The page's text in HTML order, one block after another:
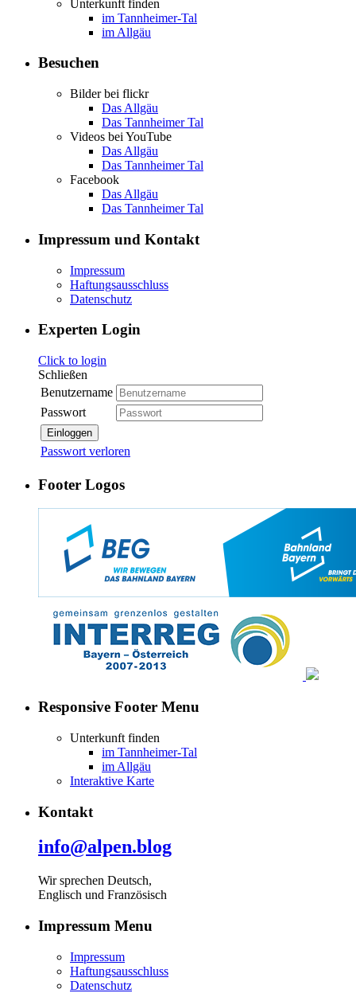
Unterkunft finden
im Tannheimer-Tal
im Allgäu
Besuchen
Bilder bei flickr
Das Allgäu
Das Tannheimer Tal
Videos bei YouTube
Das Allgäu
Das Tannheimer Tal
Facebook
Das Allgäu
Das Tannheimer Tal
Impressum und Kontakt
Impressum
Haftungsausschluss
Datenschutz
Experten Login
Click to login
Schließen
Benutzername
Passwort
Einloggen
Passwort verloren
Footer Logos
Responsive Footer Menu
Unterkunft finden
im Tannheimer-Tal
im Allgäu
Interaktive Karte
Kontakt
info@alpen.blog
Wir sprechen Deutsch,
Englisch und Französisch
Impressum Menu
Impressum
Haftungsausschluss
Datenschutz